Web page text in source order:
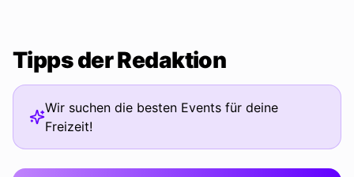
Tipps der Redaktion
Wir suchen die besten Events für deine
Freizeit!